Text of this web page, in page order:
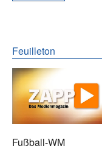
Feuilleton
Fußball-WM